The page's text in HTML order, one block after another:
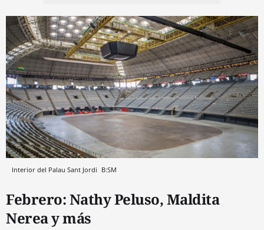
Interior del Palau Sant Jordi B:SM
Febrero: Nathy Peluso, Maldita
Nerea y más